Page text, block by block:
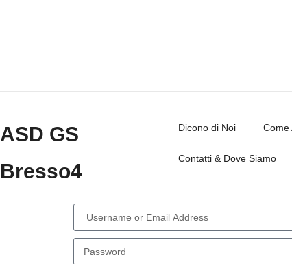
ASD GS
Bresso4
Dicono di Noi Come
Contatti & Dove Siamo